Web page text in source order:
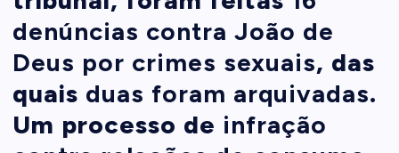
denúncias contra João de
Deus por crimes sexuais, das
quais duas foram arquivadas.
Um processo de infração